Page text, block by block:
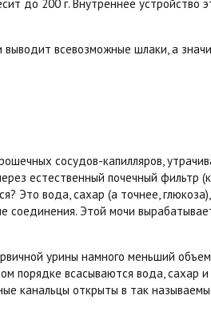
до 200 г. Внутреннее устройство
выводит всевозможные шлаки, а
сосудов-капилляров,
естественный почечный фильтр
Это вода, сахар (а точнее,
соединения. Этой мочи
урины намного меньший
порядке всасываются вода, сахар
канальцы открыты в так